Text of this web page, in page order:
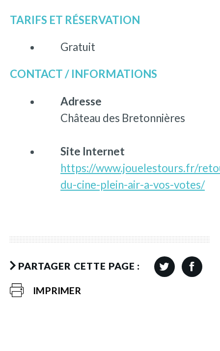
TARIFS ET RÉSERVATION
Gratuit
CONTACT / INFORMATIONS
Adresse
Château des Bretonnières
Site Internet
https://www.jouelestours.fr/
du-cine-plein-air-a-vos-votes/
PARTAGER CETTE PAGE :
IMPRIMER